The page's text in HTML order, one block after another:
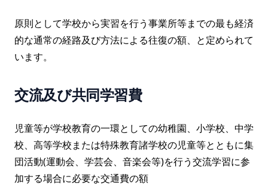
原則として学校から実習を行う事業所等までの最も経済
的な通常の経路及び方法による往復の額、と定められて
います。
交流及び共同学習費
児童等が学校教育の一環としての幼稚園、小学校、中学
校、高等学校または特殊教育諸学校の児童等とともに集
団活動(運動会、学芸会、音楽会等)を行う交流学習に参
加する場合に必要な交通費の額